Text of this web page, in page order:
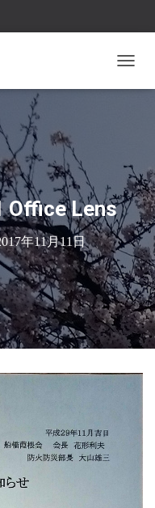
ビ
ン
を
切
り
替
え
Office Lens
年11月11日